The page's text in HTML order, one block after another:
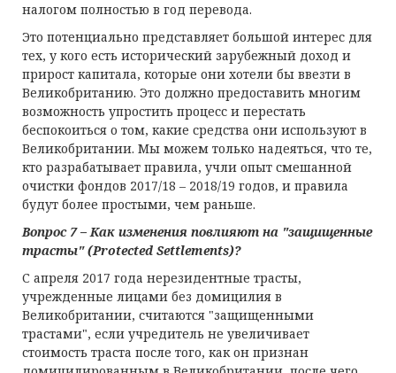
налогом полностью в год перевода.
Это потенциально представляет большой интерес для
тех, у кого есть исторический зарубежный доход и
прирост капитала, которые они хотели бы ввезти в
Великобританию. Это должно предоставить многим
возможность упростить процесс и перестать
беспокоиться о том, какие средства они используют в
Великобритании. Мы можем только надеяться, что те,
кто разрабатывает правила, учли опыт смешанной
очистки фондов 2017/18 – 2018/19 годов, и правила
будут более простыми, чем раньше.
Вопрос 7 – Как изменения повлияют на "защищенные
трасты" (Protected Settlements)?
С апреля 2017 года нерезидентные трасты,
учрежденные лицами без домицилия в
Великобритании, считаются "защищенными
трастами", если учредитель не увеличивает
стоимость траста после того, как он признан